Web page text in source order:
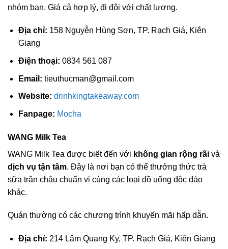
nhóm bạn. Giá cả hợp lý, đi đôi với chất lượng.
Địa chỉ: 158 Nguyễn Hùng Sơn, TP. Rạch Giá, Kiên
Giang
Điện thoại: 0834 561 087
Email: tieuthucman@gmail.com
Website: drinhkingtakeaway.com
Fanpage: Mocha
WANG Milk Tea
WANG Milk Tea được biết đến với không gian rộng rãi và
dịch vụ tận tâm. Đây là nơi bạn có thể thưởng thức trà
sữa trân châu chuẩn vị cùng các loại đồ uống độc đáo
khác.
Quán thường có các chương trình khuyến mãi hấp dẫn.
Địa chỉ: 214 Lâm Quang Ky, TP. Rạch Giá, Kiên Giang